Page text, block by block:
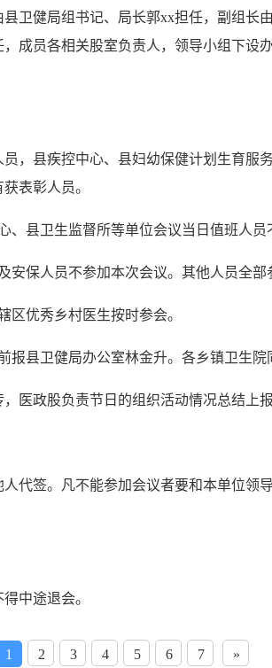
卫健局组书记、局长郭xx担任，副组长
成员各相关股室负责人，领导小组下设
，县疾控中心、县妇幼保健计划生育服
表彰人员。
县卫生监督所等单位会议当日值班人员
保人员不参加本次会议。其他人员全部
区优秀乡村医生按时参会。
报县卫健局办公室林金升。各乡镇卫生院
医政股负责节日的组织活动情况总结上报
代签。凡不能参加会议者要和本单位领
中途退会。
1 2 3 4 5 6 7 »